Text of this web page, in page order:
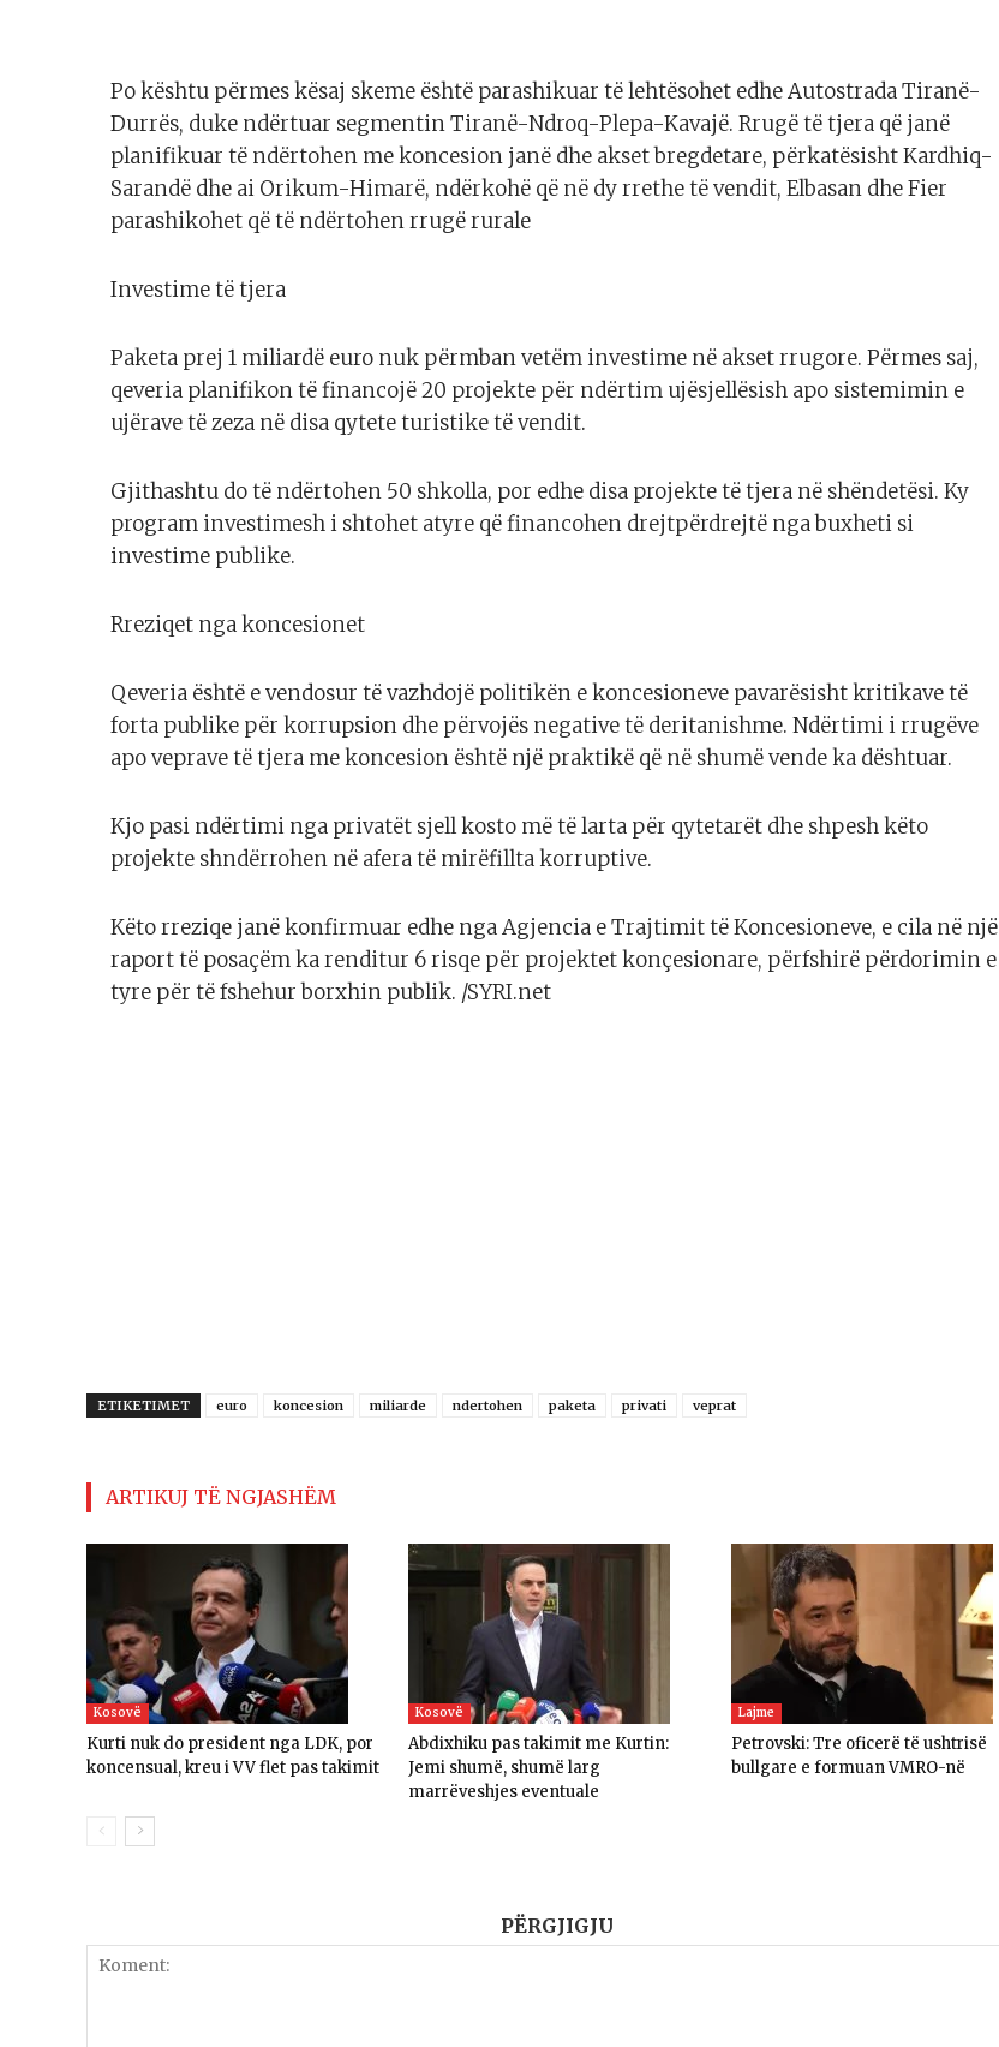
Po kështu përmes kësaj skeme është parashikuar të lehtësohet edhe Autostrada Tiranë-
Durrës, duke ndërtuar segmentin Tiranë-Ndroq-Plepa-Kavajë. Rrugë të tjera që janë
planifikuar të ndërtohen me koncesion janë dhe akset bregdetare, përkatësisht Kardhiq-
Sarandë dhe ai Orikum-Himarë, ndërkohë që në dy rrethe të vendit, Elbasan dhe Fier
parashikohet që të ndërtohen rrugë rurale
Investime të tjera
Paketa prej 1 miliardë euro nuk përmban vetëm investime në akset rrugore. Përmes saj,
qeveria planifikon të financojë 20 projekte për ndërtim ujësjellësish apo sistemimin e
ujërave të zeza në disa qytete turistike të vendit.
Gjithashtu do të ndërtohen 50 shkolla, por edhe disa projekte të tjera në shëndetësi. Ky
program investimesh i shtohet atyre që financohen drejtpërdrejtë nga buxheti si
investime publike.
Rreziqet nga koncesionet
Qeveria është e vendosur të vazhdojë politikën e koncesioneve pavarësisht kritikave të
forta publike për korrupsion dhe përvojës negative të deritanishme. Ndërtimi i rrugëve
apo veprave të tjera me koncesion është një praktikë që në shumë vende ka dështuar.
Kjo pasi ndërtimi nga privatët sjell kosto më të larta për qytetarët dhe shpesh këto
projekte shndërrohen në afera të mirëfillta korruptive.
Këto rreziqe janë konfirmuar edhe nga Agjencia e Trajtimit të Koncesioneve, e cila në një
raport të posaçëm ka renditur 6 risqe për projektet konçesionare, përfshirë përdorimin e
tyre për të fshehur borxhin publik. /SYRI.net
ETIKETIMET euro koncesion miliarde ndertohen paketa privati veprat
ARTIKUJ TË NGJASHËM
Kosovë
Kurti nuk do president nga LDK, por
koncensual, kreu i VV flet pas takimit
Kosovë
Abdixhiku pas takimit me Kurtin:
Jemi shumë, shumë larg
marrëveshjes eventuale
Lajme
Petrovski: Tre oficerë të ushtrisë
bullgare e formuan VMRO-në
PËRGJIGJU